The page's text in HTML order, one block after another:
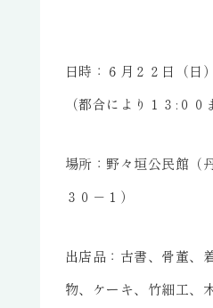
日時：６月２２日（日
（都合により１３:００
場所：野々垣公民館（
３０－１）
出店品：古書、骨董、
物、ケーキ、竹細工、